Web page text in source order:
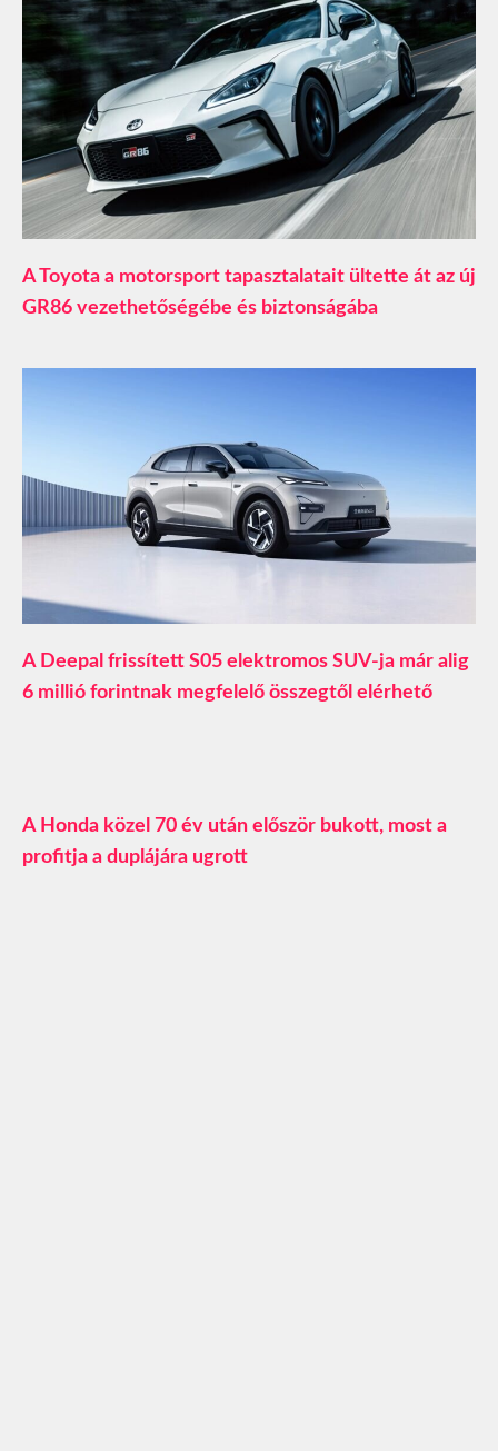
A Toyota a motorsport tapasztalatait ültette át az új
GR86 vezethetőségébe és biztonságába
A Deepal frissített S05 elektromos SUV-ja már alig
6 millió forintnak megfelelő összegtől elérhető
A Honda közel 70 év után először bukott, most a
profitja a duplájára ugrott